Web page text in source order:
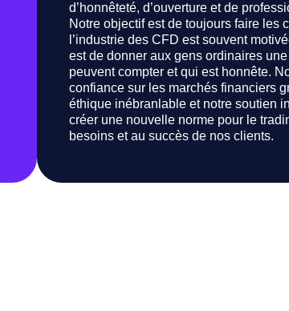
d’honnêteté, d’ouverture et de
Notre objectif est de toujours faire les
l’industrie des CFD est souvent
est de donner aux gens ordinaires
peuvent compter et qui est honnête.
confiance sur les marchés financiers
éthique inébranlable et notre soutien
créer une nouvelle norme pour le
besoins et au succès de nos clients.